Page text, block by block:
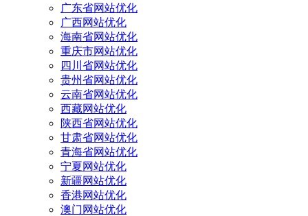
广东省网站优化
广西网站优化
海南省网站优化
重庆市网站优化
四川省网站优化
贵州省网站优化
云南省网站优化
西藏网站优化
陕西省网站优化
甘肃省网站优化
青海省网站优化
宁夏网站优化
新疆网站优化
香港网站优化
澳门网站优化